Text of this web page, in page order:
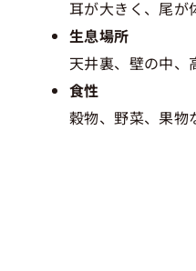
耳が大きく、尾が
生息場所
天井裏、壁の中、
食性
穀物、野菜、果物